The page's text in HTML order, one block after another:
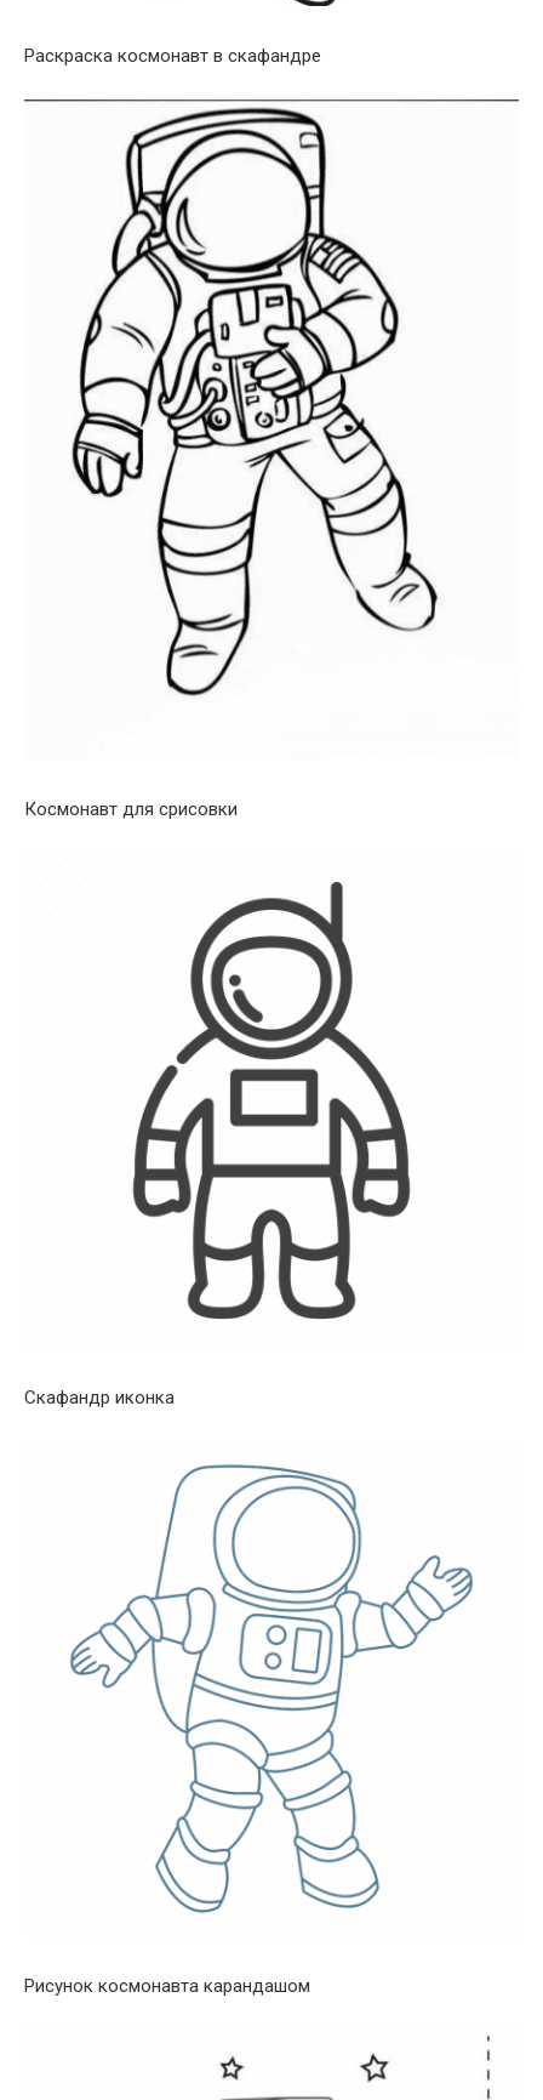
Раскраска космонавт в скафандре
Космонавт для срисовки
Скафандр иконка
Рисунок космонавта карандашом